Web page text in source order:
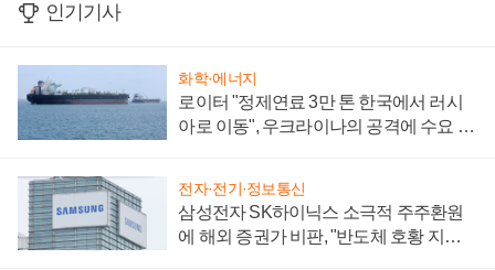
인기기사
화학·에너지
로이터 "정제연료 3만 톤 한국에서 러시
아로 이동", 우크라이나의 공격에 수요 늘
전자·전기·정보통신
삼성전자 SK하이닉스 소극적 주주환원
에 해외 증권가 비판, "반도체 호황 지속